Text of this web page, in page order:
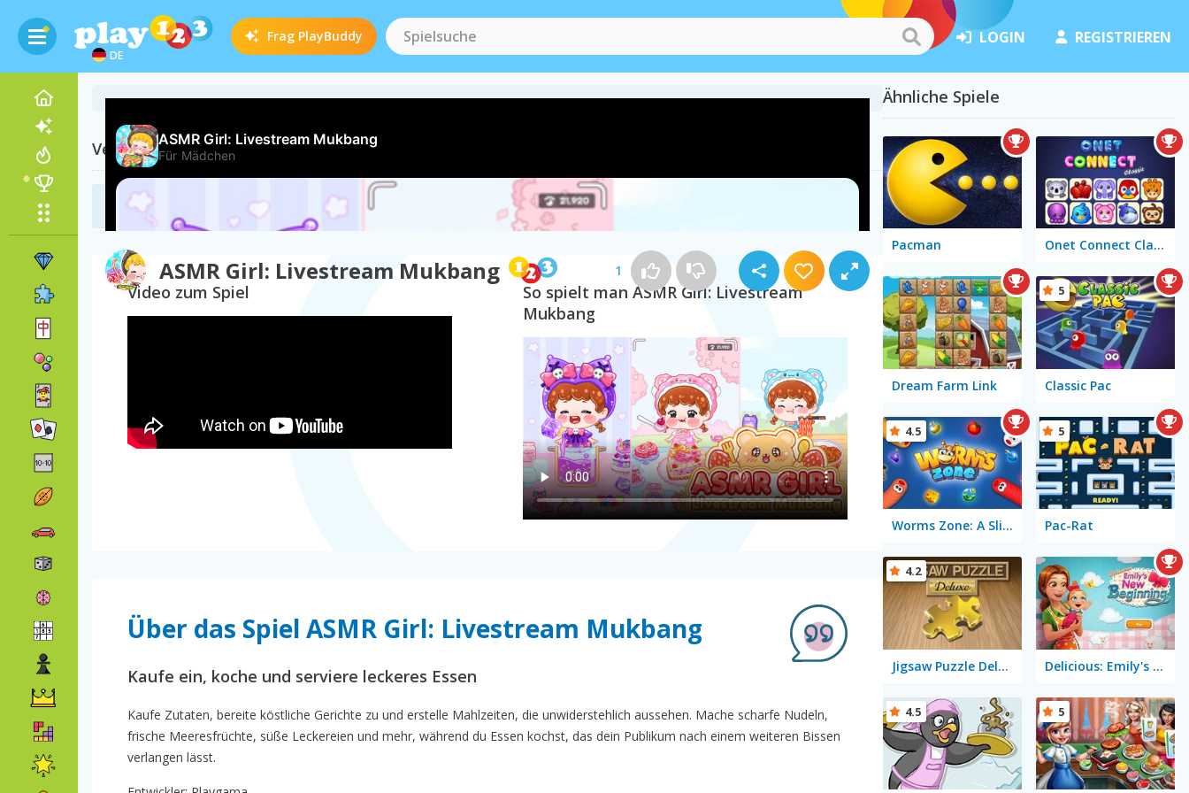
DE
Frag PlayBuddy LOGIN REGISTRIEREN
ASMR Girl: Livestream Mukbang 1
Verwandte Kategorien
(123)
Video zum Spiel
So spielt man ASMR Girl: Livestream
Mukbang
Über das Spiel ASMR Girl: Livestream Mukbang
Kaufe ein, koche und serviere leckeres Essen
Kaufe Zutaten, bereite köstliche Gerichte zu und erstelle Mahlzeiten, die unwiderstehlich aussehen. Mache scharfe Nudeln,
frische Meeresfrüchte, süße Leckereien und mehr, während du Essen kochst, das dein Publikum nach einem weiteren Bissen
verlangen lässt.
Ähnliche Spiele
Pacman Onet Connect Classic
Dream Farm Link Classic Pac
5
Worms Zone: A Slithery Snake
4.5
Pac-Rat
5
Jigsaw Puzzle Deluxe
4.2
Delicious: Emily's New Beginning
4.5 5